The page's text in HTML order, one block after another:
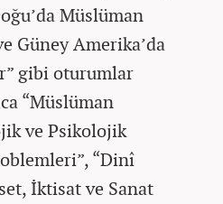
Müslüman
Güney Amerika’da
gibi oturumlar
“Müslüman
ve Psikolojik
“Dinî
İktisat ve Sanat